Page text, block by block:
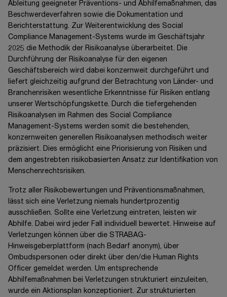
Ableitung geeigneter Präventions- und Abhilfemaßnahmen, das
Beschwerdeverfahren sowie die Dokumentation und
Berichterstattung. Zur Weiterentwicklung des Social
Compliance Management-Systems wurde im Geschäftsjahr
2025 die Methodik der Risikoanalyse überarbeitet. Die
Durchführung der Risikoanalyse für den eigenen
Geschäftsbereich wird dabei konzernweit durchgeführt und
liefert gleichzeitig aufgrund der Betrachtung von Länder- und
Branchenrisiken wesentliche Erkenntnisse für Risiken entlang
unserer Wertschöpfungskette. Durch die tiefergehenden
Risikoanalysen im Rahmen des Social Compliance
Management-Systems werden somit die bestehenden,
konzernweiten generellen Risikoanalysen methodisch weiter
präzisiert. Dies ermöglicht eine Priorisierung von Risiken und
dem angestrebten risikobasierten Ansatz zur Identifikation von
Menschenrechtsrisiken.
Trotz aller Risikobewertungen und Präventionsmaßnahmen,
lässt sich eine Verletzung niemals hundertprozentig
ausschließen. Sollte eine Verletzung eintreten, leisten wir
Abhilfe. Dabei wird jeder Fall individuell bewertet. Hinweise auf
Verletzungen können über die STRABAG-
Hinweisgeberplattform (nach Bedarf anonym), über
Ombudspersonen oder direkt über den/die Human Rights
Officer gemeldet werden. Um entsprechende
Abhilfemaßnahmen bei Verletzungen strukturiert einzuleiten,
wurde ein Aktionsplan konzeptioniert. Zur strukturierten